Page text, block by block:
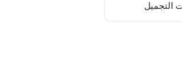
التجميل